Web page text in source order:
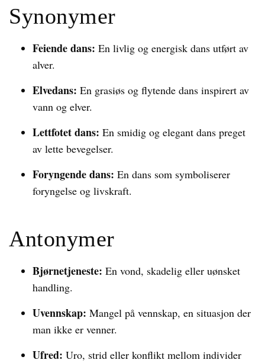
Synonymer
Feiende dans: En livlig og energisk dans utført av
alver.
Elvedans: En grasiøs og flytende dans inspirert av
vann og elver.
Lettfotet dans: En smidig og elegant dans preget
av lette bevegelser.
Foryngende dans: En dans som symboliserer
foryngelse og livskraft.
Antonymer
Bjørnetjeneste: En vond, skadelig eller uønsket
handling.
Uvennskap: Mangel på vennskap, en situasjon der
man ikke er venner.
Ufred: Uro, strid eller konflikt mellom individer